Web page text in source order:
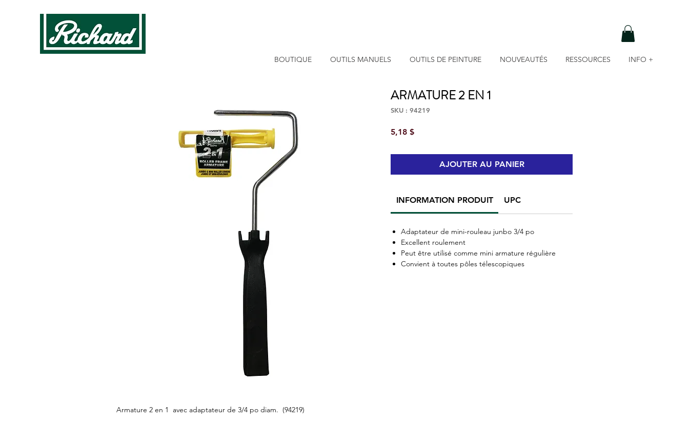
BOUTIQUE OUTILS MANUELS OUTILS DE PEINTURE NOUVEAUTÉS RESSOURCES INFO +
Armature 2 en 1 avec adaptateur de 3/4 po diam. (94219)
ARMATURE 2 EN 1
SKU : 94219
5,18 $Prix
AJOUTER AU PANIER
INFORMATION PRODUIT UPC
Adaptateur de mini-rouleau junbo 3/4 po
Excellent roulement
Peut être utilisé comme mini armature régulière
Convient à toutes pôles télescopiques